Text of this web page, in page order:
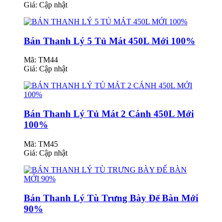
Giá: Cập nhật
Bán Thanh Lý 5 Tủ Mát 450L Mới 100%
Mã: TM44
Giá: Cập nhật
Bán Thanh Lý Tủ Mát 2 Cánh 450L Mới
100%
Mã: TM45
Giá: Cập nhật
Bán Thanh Lý Tù Trưng Bày Để Bàn Mới
90%